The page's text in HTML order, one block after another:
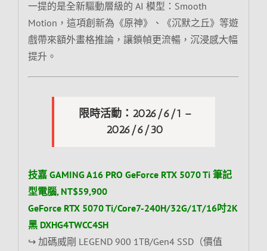
一提的是全新驅動層級的 AI 模型：Smooth
Motion，這項創新為《原神》、《沉默之丘》等遊
戲帶來額外畫格推論，讓鎖幀更流暢，沉浸感大幅
提升。
限時活動：2026/6/1 –
2026/6/30
技嘉 GAMING A16 PRO GeForce RTX 5070 Ti 筆記
型電腦, NT$59,900
GeForce RTX 5070 Ti/Core7-240H/32G/1T/16吋2K
黑 DXHG4TWCC4SH
↪ 加碼威剛 LEGEND 900 1TB/Gen4 SSD（價值